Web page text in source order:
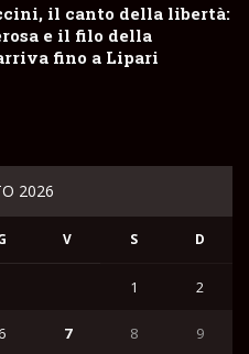
il canto della libertà:
e il filo della
fino a Lipari
2026
V S D
1 2
6 7 8 9